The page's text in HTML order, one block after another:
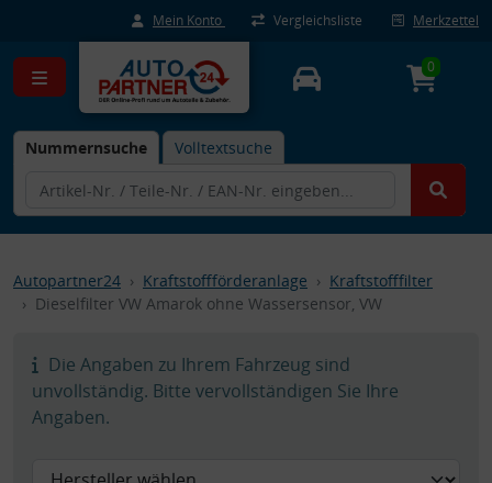
Mein Konto Vergleichsliste Merkzettel
Nummernsuche Volltextsuche
0
Autopartner24 Kraftstoffförderanlage
Kraftstofffilter
Dieselfilter VW Amarok ohne Wassersensor, VW
Die Angaben zu Ihrem Fahrzeug sind
unvollständig. Bitte vervollständigen Sie Ihre
Angaben.